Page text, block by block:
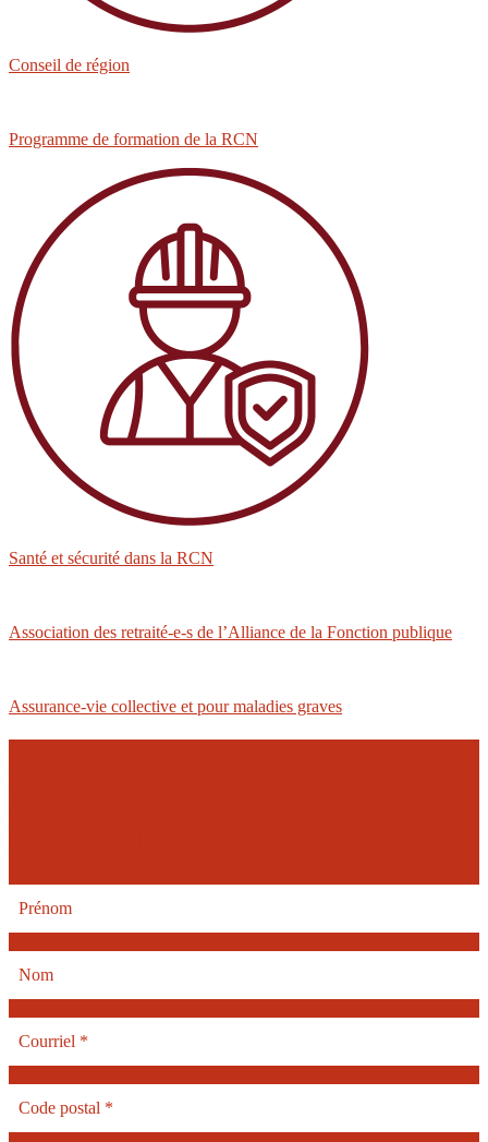
Conseil de région
Programme de formation de la RCN
Santé et sécurité dans la RCN
Association des retraité-e-s de l’Alliance de la Fonction publique
Assurance-vie collective et pour maladies graves